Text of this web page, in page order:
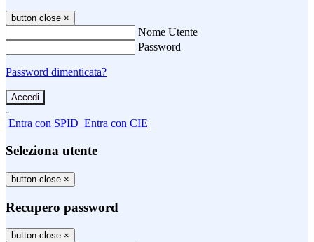
button close ×
Nome Utente
Password
Password dimenticata?
-
Entra con SPID Entra con CIE
Seleziona utente
button close ×
Recupero password
button close ×